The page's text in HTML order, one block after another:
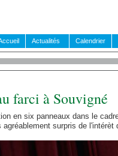
Actualités Calendrier
farci à Souvigné
en six panneaux dans le
surpris de